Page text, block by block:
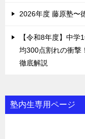
2026年度 藤原塾〜
【令和8年度】中
均300点割れの衝撃
徹底解説
塾内生専用ページ